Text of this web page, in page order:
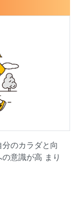
のカラダと向
意識が高 まり